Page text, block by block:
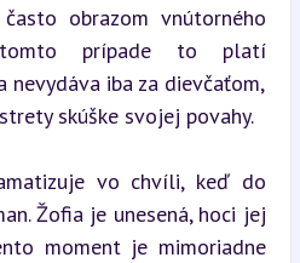
obrazom vnútorného
prípade to platí
nevydáva iba za dievčaťom,
skúške svojej povahy.
vo chvíli, keď do
Žofia je unesená, hoci jej
moment je mimoriadne